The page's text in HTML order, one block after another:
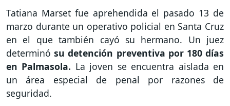
Tatiana Marset fue aprehendida el pasado 13 de
marzo durante un operativo policial en Santa Cruz
en el que también cayó su hermano. Un juez
determinósu detención preventiva por 180 días
en Palmasola. La joven se encuentra aislada en
un área especial de penal por razones de
seguridad.